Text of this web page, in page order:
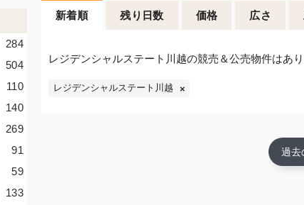
新着順 残り日数 価格 広さ
レジデンシャルステート川越の競売＆公売物件はあり
レジデンシャルステート川越
過去
284
504
110
140
269
91
59
133